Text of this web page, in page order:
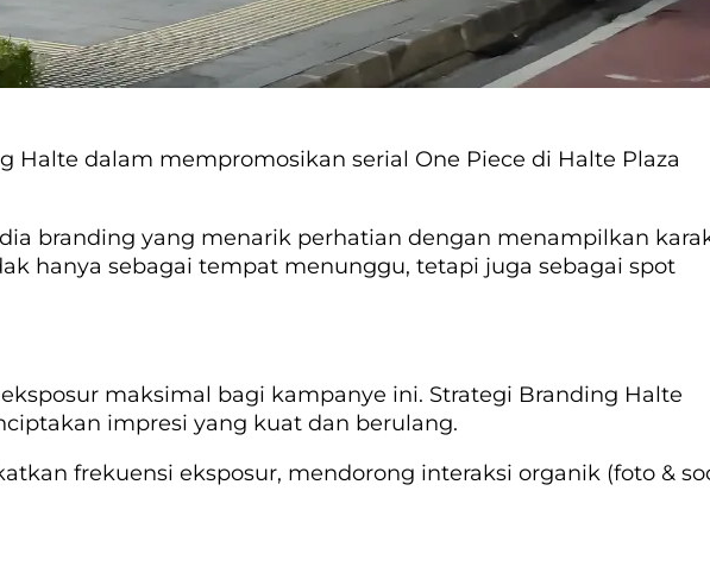
dalam mempromosikan serial One Piece di Halte Plaza
branding yang menarik perhatian dengan menampilkan
hanya sebagai tempat menunggu, tetapi juga sebagai spot
maksimal bagi kampanye ini. Strategi Branding Halte
impresi yang kuat dan berulang.
frekuensi eksposur, mendorong interaksi organik (foto &